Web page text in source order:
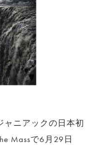
ャニアックの日本初
Massで6月29日